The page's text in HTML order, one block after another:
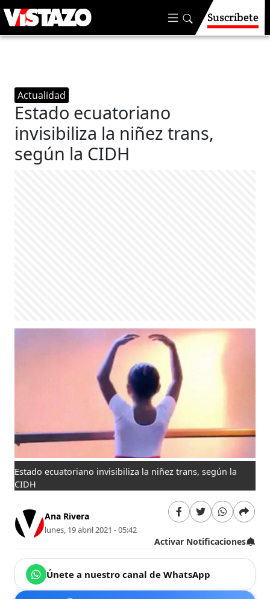
Suscríbete
Actualidad
Estado ecuatoriano
invisibiliza la niñez trans,
según la CIDH
Estado ecuatoriano invisibiliza la niñez trans, según la
CIDH
Ana Rivera
lunes, 19 abril 2021 - 05:42
Activar Notificaciones
Únete a nuestro canal de WhatsApp